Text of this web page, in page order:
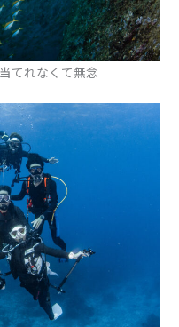
てれなくて無念